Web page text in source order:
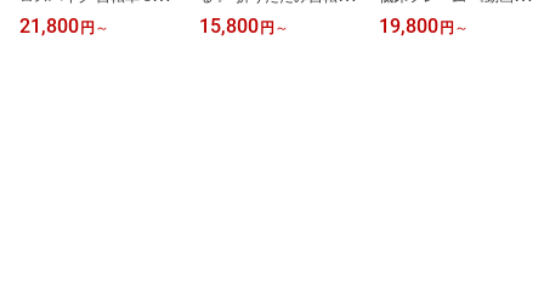
続1位 《動画あり》 シマ
ノ 6段変速 26インチ 自
21,800 円 ～
《動画あり》 自転車 20
インチ 13色 パンクしに
15,800 円 ～
り》 ママチャリ 26イン
チ 全11色 カゴ付 ライト
19,800 円 ～